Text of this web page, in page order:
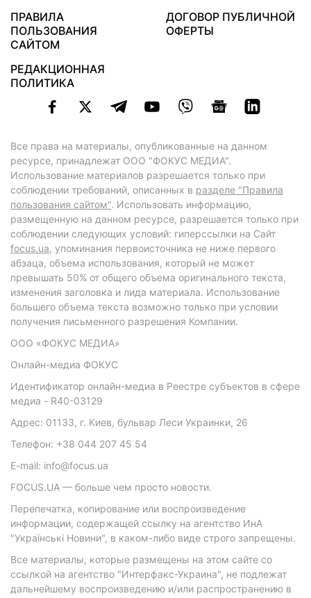
ПРАВИЛА
ПОЛЬЗОВАНИЯ
САЙТОМ
ДОГОВОР ПУБЛИЧНОЙ
ОФЕРТЫ
РЕДАКЦИОННАЯ
ПОЛИТИКА
Все права на материалы, опубликованные на данном
ресурсе, принадлежат ООО "ФОКУС МЕДИА".
Использование материалов разрешается только при
соблюдении требований, описанных в разделе "Правила
пользования сайтом". Использовать информацию,
размещенную на данном ресурсе, разрешается только при
соблюдении следующих условий: гиперссылки на Сайт
focus.ua, упоминания первоисточника не ниже первого
абзаца, объема использования, который не может
превышать 50% от общего объема оригинального текста,
изменения заголовка и лида материала. Использование
большего объема текста возможно только при условии
получения письменного разрешения Компании.
ООО «ФОКУС МЕДИА»
Онлайн-медиа ФОКУС
Идентификатор онлайн-медиа в Реестре субъектов в сфере
медиа - R40-03129
Адрес: 01133, г. Киев, бульвар Леси Украинки, 26
Телефон: +38 044 207 45 54
E-mail: info@focus.ua
FOCUS.UA — больше чем просто новости.
Перепечатка, копирование или воспроизведение
информации, содержащей ссылку на агентство ИнА
"Українські Новини", в каком-либо виде строго запрещены.
Все материалы, которые размещены на этом сайте со
ссылкой на агентство "Интерфакс-Украина", не подлежат
дальнейшему воспроизведению и/или распространению в